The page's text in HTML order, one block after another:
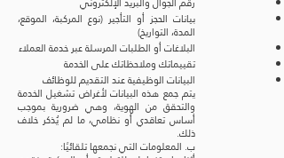
بيانات الحجز أو التأجير (نوع المركبة، الموقع،
المدة، التواريخ)
البلاغات أو الطلبات المرسلة عبر خدمة العملاء
تقييماتك وملاحظاتك على الخدمة
البيانات الوظيفية عند التقديم للوظائف
يتم جمع هذه البيانات لأغراض تشغيل الخدمة
والتحقق من الهوية، وهي ضرورية بموجب
أساس تعاقدي أو نظامي، ما لم يُذكر خلاف
ذلك.
ب. المعلومات التي نجمعها تلقائيًا: